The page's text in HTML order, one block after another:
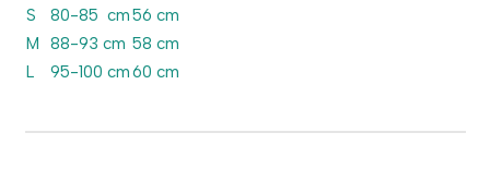
S
80-85 cm56 cm
M
88-93 cm 58 cm
L
95-100 cm60 cm